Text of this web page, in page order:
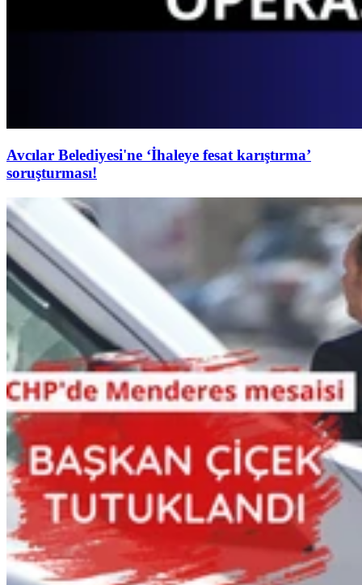
Avcılar Belediyesi'ne ‘İhaleye fesat karıştırma’
soruşturması!